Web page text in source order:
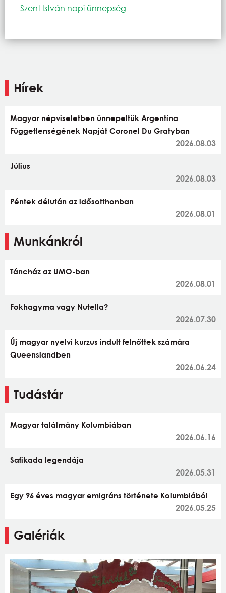
Szent István napi ünnepség
Hírek
Magyar népviseletben ünnepeltük Argentína
Függetlenségének Napját Coronel Du Gratyban
2026.08.03
Július
2026.08.03
Péntek délután az idősotthonban
2026.08.01
Munkánkról
Táncház az UMO-ban
2026.08.01
Fokhagyma vagy Nutella?
2026.07.30
Új magyar nyelvi kurzus indult felnőttek számára
Queenslandben
2026.06.24
Tudástár
Magyar találmány Kolumbiában
2026.06.16
Safikada legendája
2026.05.31
Egy 96 éves magyar emigráns története Kolumbiából
2026.05.25
Galériák